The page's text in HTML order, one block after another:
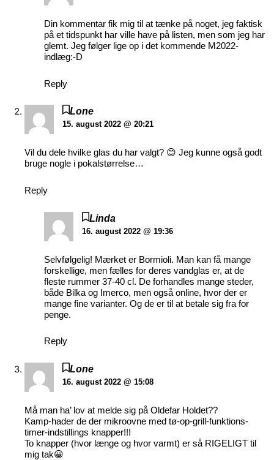
Din kommentar fik mig til at tænke på noget, jeg faktisk
på et tidspunkt har ville have på listen, men som jeg har
glemt. Jeg følger lige op i det kommende M2022-
indlæg:-D
Reply
Lone
15. august 2022 @ 20:21
Vil du dele hvilke glas du har valgt? 😊 Jeg kunne også godt
bruge nogle i pokalstørrelse…
Reply
Linda
16. august 2022 @ 19:36
Selvfølgelig! Mærket er Bormioli. Man kan få mange
forskellige, men fælles for deres vandglas er, at de
fleste rummer 37-40 cl. De forhandles mange steder,
både Bilka og Imerco, men også online, hvor der er
mange fine varianter. Og de er til at betale sig fra for
penge.
Reply
Lone
16. august 2022 @ 15:08
Må man ha’ lov at melde sig på Oldefar Holdet??
Kamp-hader de der mikroovne med tø-op-grill-funktions-
timer-indstillings knapper!!!
To knapper (hvor længe og hvor varmt) er så RIGELIGT til
mig tak😀